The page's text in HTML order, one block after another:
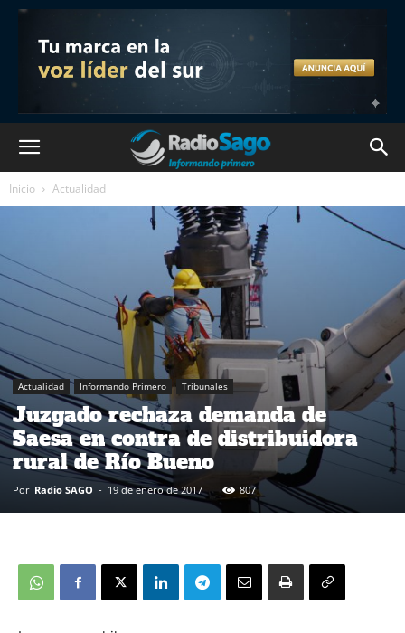
Inicio Actualidad
Actualidad Informando Primero Tribunales
Juzgado rechaza demanda de
Saesa en contra de distribuidora
rural de Río Bueno
Por Radio SAGO - 19 de enero de 2017 807